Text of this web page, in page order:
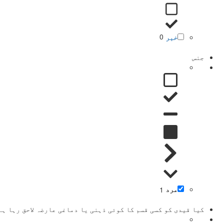
خبر 0
جنس
مرد 1
کیا قیدی کو کسی قسم کا کوئی ذہنی یا دماغی عارضہ لاحق رہا